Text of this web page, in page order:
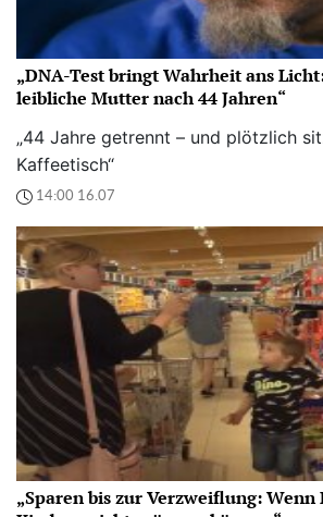
„DNA-Test bringt Wahrheit ans
leibliche Mutter nach 44 Jahren“
„44 Jahre getrennt – und plötzlich
Kaffeetisch“
14:00 16.07
„Sparen bis zur Verzweiflung: